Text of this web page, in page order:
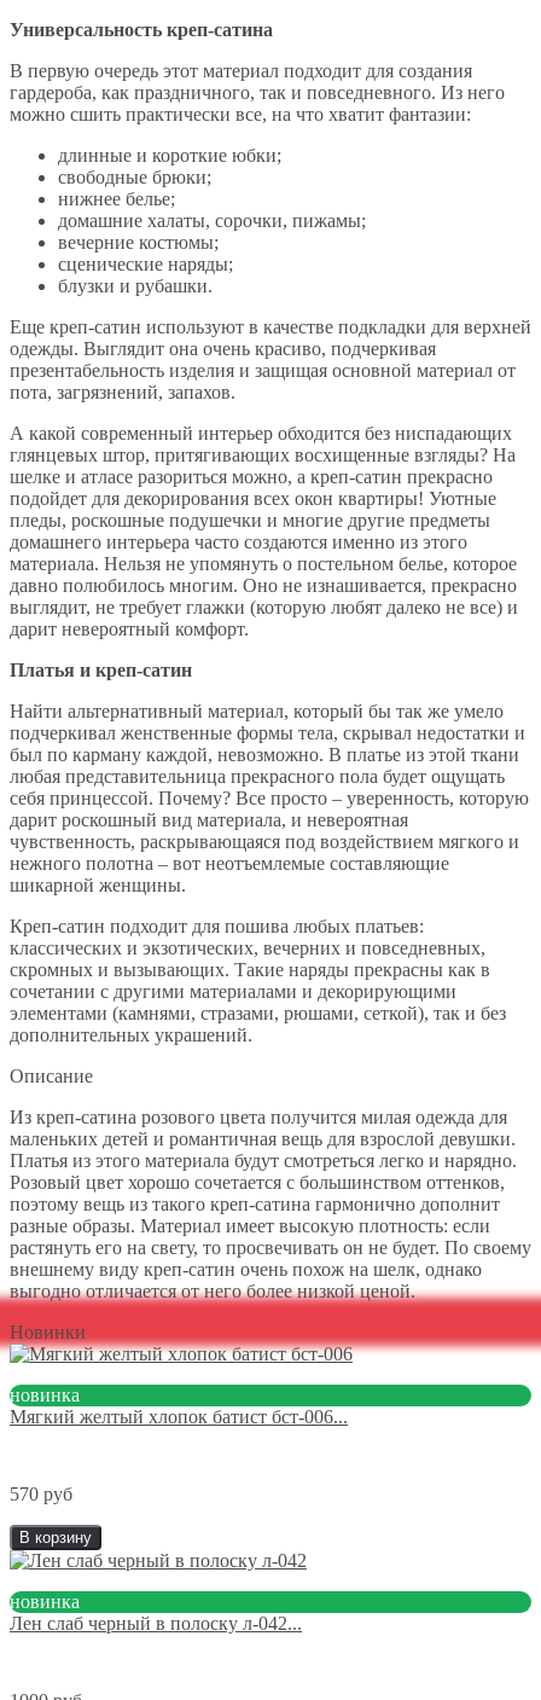
Универсальность креп-сатина
В первую очередь этот материал подходит для создания
гардероба, как праздничного, так и повседневного. Из него
можно сшить практически все, на что хватит фантазии:
длинные и короткие юбки;
свободные брюки;
нижнее белье;
домашние халаты, сорочки, пижамы;
вечерние костюмы;
сценические наряды;
блузки и рубашки.
Еще креп-сатин используют в качестве подкладки для верхней
одежды. Выглядит она очень красиво, подчеркивая
презентабельность изделия и защищая основной материал от
пота, загрязнений, запахов.
А какой современный интерьер обходится без ниспадающих
глянцевых штор, притягивающих восхищенные взгляды? На
шелке и атласе разориться можно, а креп-сатин прекрасно
подойдет для декорирования всех окон квартиры! Уютные
пледы, роскошные подушечки и многие другие предметы
домашнего интерьера часто создаются именно из этого
материала. Нельзя не упомянуть о постельном белье, которое
давно полюбилось многим. Оно не изнашивается, прекрасно
выглядит, не требует глажки (которую любят далеко не все) и
дарит невероятный комфорт.
Платья и креп-сатин
Найти альтернативный материал, который бы так же умело
подчеркивал женственные формы тела, скрывал недостатки и
был по карману каждой, невозможно. В платье из этой ткани
любая представительница прекрасного пола будет ощущать
себя принцессой. Почему? Все просто – уверенность, которую
дарит роскошный вид материала, и невероятная
чувственность, раскрывающаяся под воздействием мягкого и
нежного полотна – вот неотъемлемые составляющие
шикарной женщины.
Креп-сатин подходит для пошива любых платьев:
классических и экзотических, вечерних и повседневных,
скромных и вызывающих. Такие наряды прекрасны как в
сочетании с другими материалами и декорирующими
элементами (камнями, стразами, рюшами, сеткой), так и без
дополнительных украшений.
Описание
Из креп-сатина розового цвета получится милая одежда для
маленьких детей и романтичная вещь для взрослой девушки.
Платья из этого материала будут смотреться легко и нарядно.
Розовый цвет хорошо сочетается с большинством оттенков,
поэтому вещь из такого креп-сатина гармонично дополнит
разные образы. Материал имеет высокую плотность: если
растянуть его на свету, то просвечивать он не будет. По своему
внешнему виду креп-сатин очень похож на шелк, однако
выгодно отличается от него более низкой ценой.
Новинки
новинка
Мягкий желтый хлопок батист бст-006...
570 руб
В корзину
новинка
Лен слаб черный в полоску л-042...